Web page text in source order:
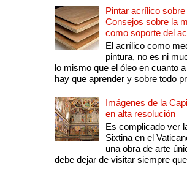
Pintar acrílico
Consejos sobre la
como soporte del
El acrílico como
pintura, no es ni
lo mismo que el óleo en cuanto
hay que aprender y sobre todo
Imágenes de la
en alta resolución
Es complicado ver
Sixtina en el
una obra de arte
debe dejar de visitar siempre